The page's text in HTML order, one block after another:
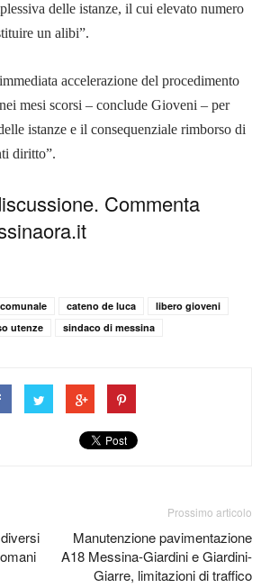
delle istanze, il cui elevato numero
un alibi”.
accelerazione del procedimento
mesi scorsi – conclude Gioveni – per
istanze e il consequenziale rimborso di
diritto”.
Commenta
cateno de luca
libero gioveni
utenze sindaco di messina
Prossimo articolo
Manutenzione pavimentazione
A18 Messina-Giardini e Giardini-
Giarre, limitazioni di traffico